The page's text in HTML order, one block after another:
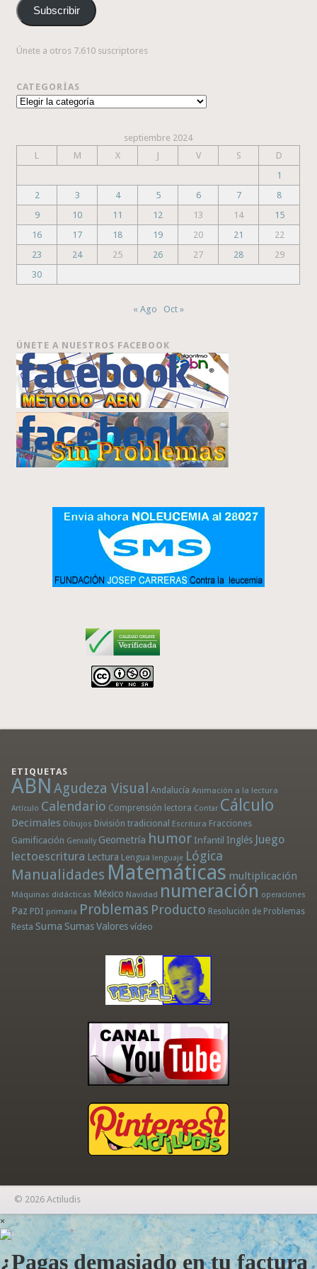
electrónico
Subscribir
Únete a otros 7.610 suscriptores
CATEGORÍAS
Categorías
septiembre 2024
L
M X J V S
D
1
2
3 4 5 6 7
8
9
10 11 12 13 14
15
16
17 18 19 20 21
22
23
24 25 26 27 28
29
30
« Ago Oct »
ÚNETE A NUESTROS FACEBOOK
ETIQUETAS
ABN Agudeza Visual Andalucía Animación a la lectura
Artículo Calendario Comprensión lectora Contar Cálculo
Decimales Dibujos División tradicional Escritura Fracciones
Gamificación Genially Geometría humor Infantil Inglés Juego
lectoescritura Lectura Lengua lenguaje Lógica
Manualidades Matemáticas multiplicación
Máquinas didácticas México Navidad numeración operaciones
Paz PDI primaria Problemas Producto Resolución de Problemas
Resta Suma Sumas Valores vídeo
© 2026 Actiludis
×
¿Pagas demasiado en tu factura